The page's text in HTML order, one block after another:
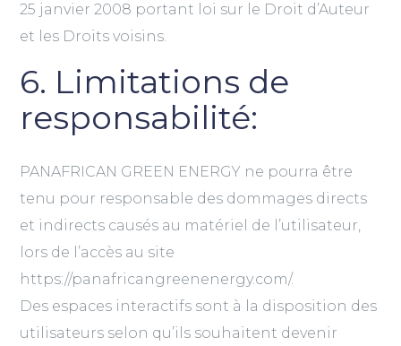
25 janvier 2008 portant loi sur le Droit d’Auteur
et les Droits voisins.
6. Limitations de
responsabilité:
PANAFRICAN GREEN ENERGY ne pourra être
tenu pour responsable des dommages directs
et indirects causés au matériel de l’utilisateur,
lors de l’accès au site
https://panafricangreenenergy.com/.
Des espaces interactifs sont à la disposition des
utilisateurs selon qu’ils souhaitent devenir